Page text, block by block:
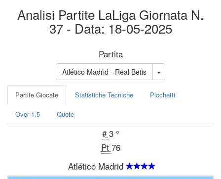
Analisi Partite LaLiga Giornata N.
37 - Data: 18-05-2025
Partita
Atlético Madrid - Real Betis
Partite Giocate Statistiche Tecniche Picchetti
Over 1.5 Quote
#3 °
Pt 76
Atlético Madrid